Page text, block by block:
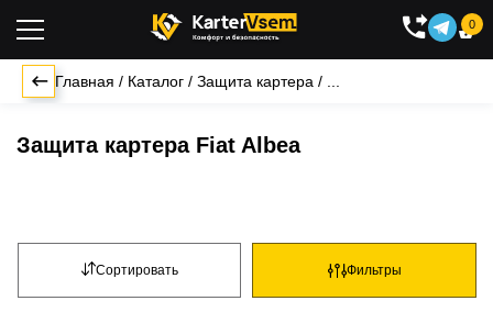

0
Главная / Каталог / Защита картера /
Защита картера Fiat Albea
Фильтры
Сортировать